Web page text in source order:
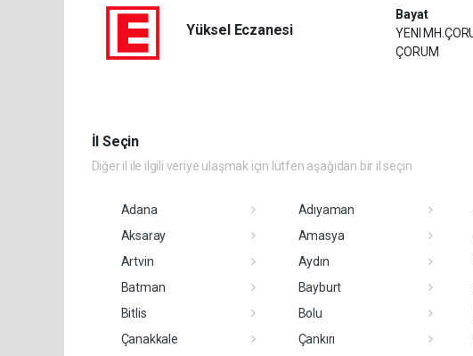
Yüksel Eczanesi
Bayat
YENI
ÇORUM
İl Seçin
Diğer il ile ilgili veriye ulaşmak için lütfen aşağıdan bir il seçin
Adana Adıyaman
Aksaray
Amasya
Artvin
Aydın
Batman
Bayburt
Bitlis
Bolu
Çanakkale
Çankırı